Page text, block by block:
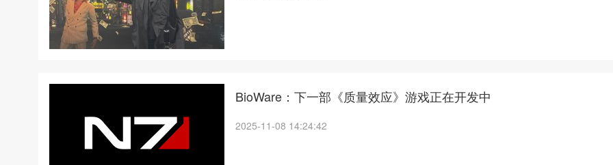
BioWare：下一部《质量效应》游戏正在开发中
2025-11-08 14:24:42